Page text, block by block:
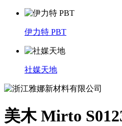
伊力特 PBT
社媒天地
美木 Mirto